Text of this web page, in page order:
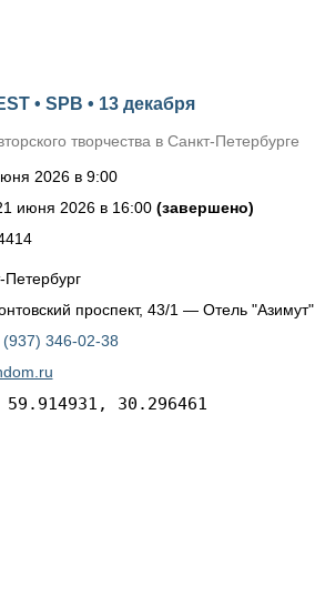
• SPB • 13 декабря
творчества в Санкт-Петербурге
2026 в 9:00
июня 2026 в 16:00 (завершено)
Петербург
проспект, 43/1 — Отель "Азимут"
(937) 346-02-38
59.914931, 30.296461